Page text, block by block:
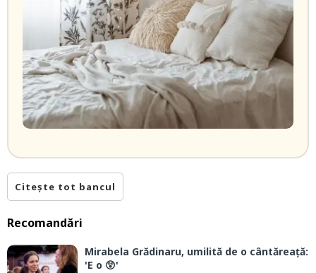
Citește tot bancul
Recomandări
Mirabela Grădinaru, umilită de o cântăreață:
'E o 😲'